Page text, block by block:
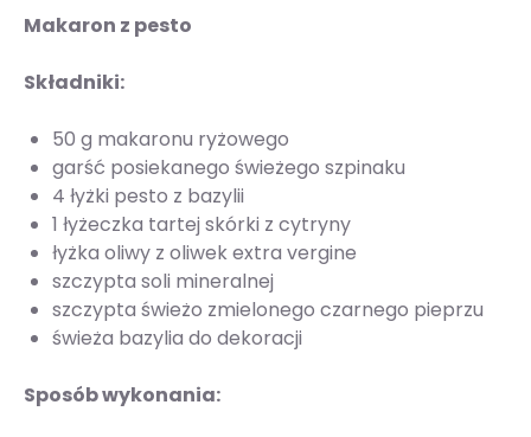
Makaron z pesto
Składniki:
50 g makaronu ryżowego
garść posiekanego świeżego szpinaku
4 łyżki pesto z bazylii
1 łyżeczka tartej skórki z cytryny
łyżka oliwy z oliwek extra vergine
szczypta soli mineralnej
szczypta świeżo zmielonego czarnego pieprzu
świeża bazylia do dekoracji
Sposób wykonania: